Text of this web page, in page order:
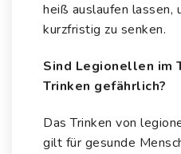
heiß auslaufen lassen,
kurzfristig zu senken.
Sind Legionellen im
Trinken gefährlich?
Das Trinken von
gilt für gesunde